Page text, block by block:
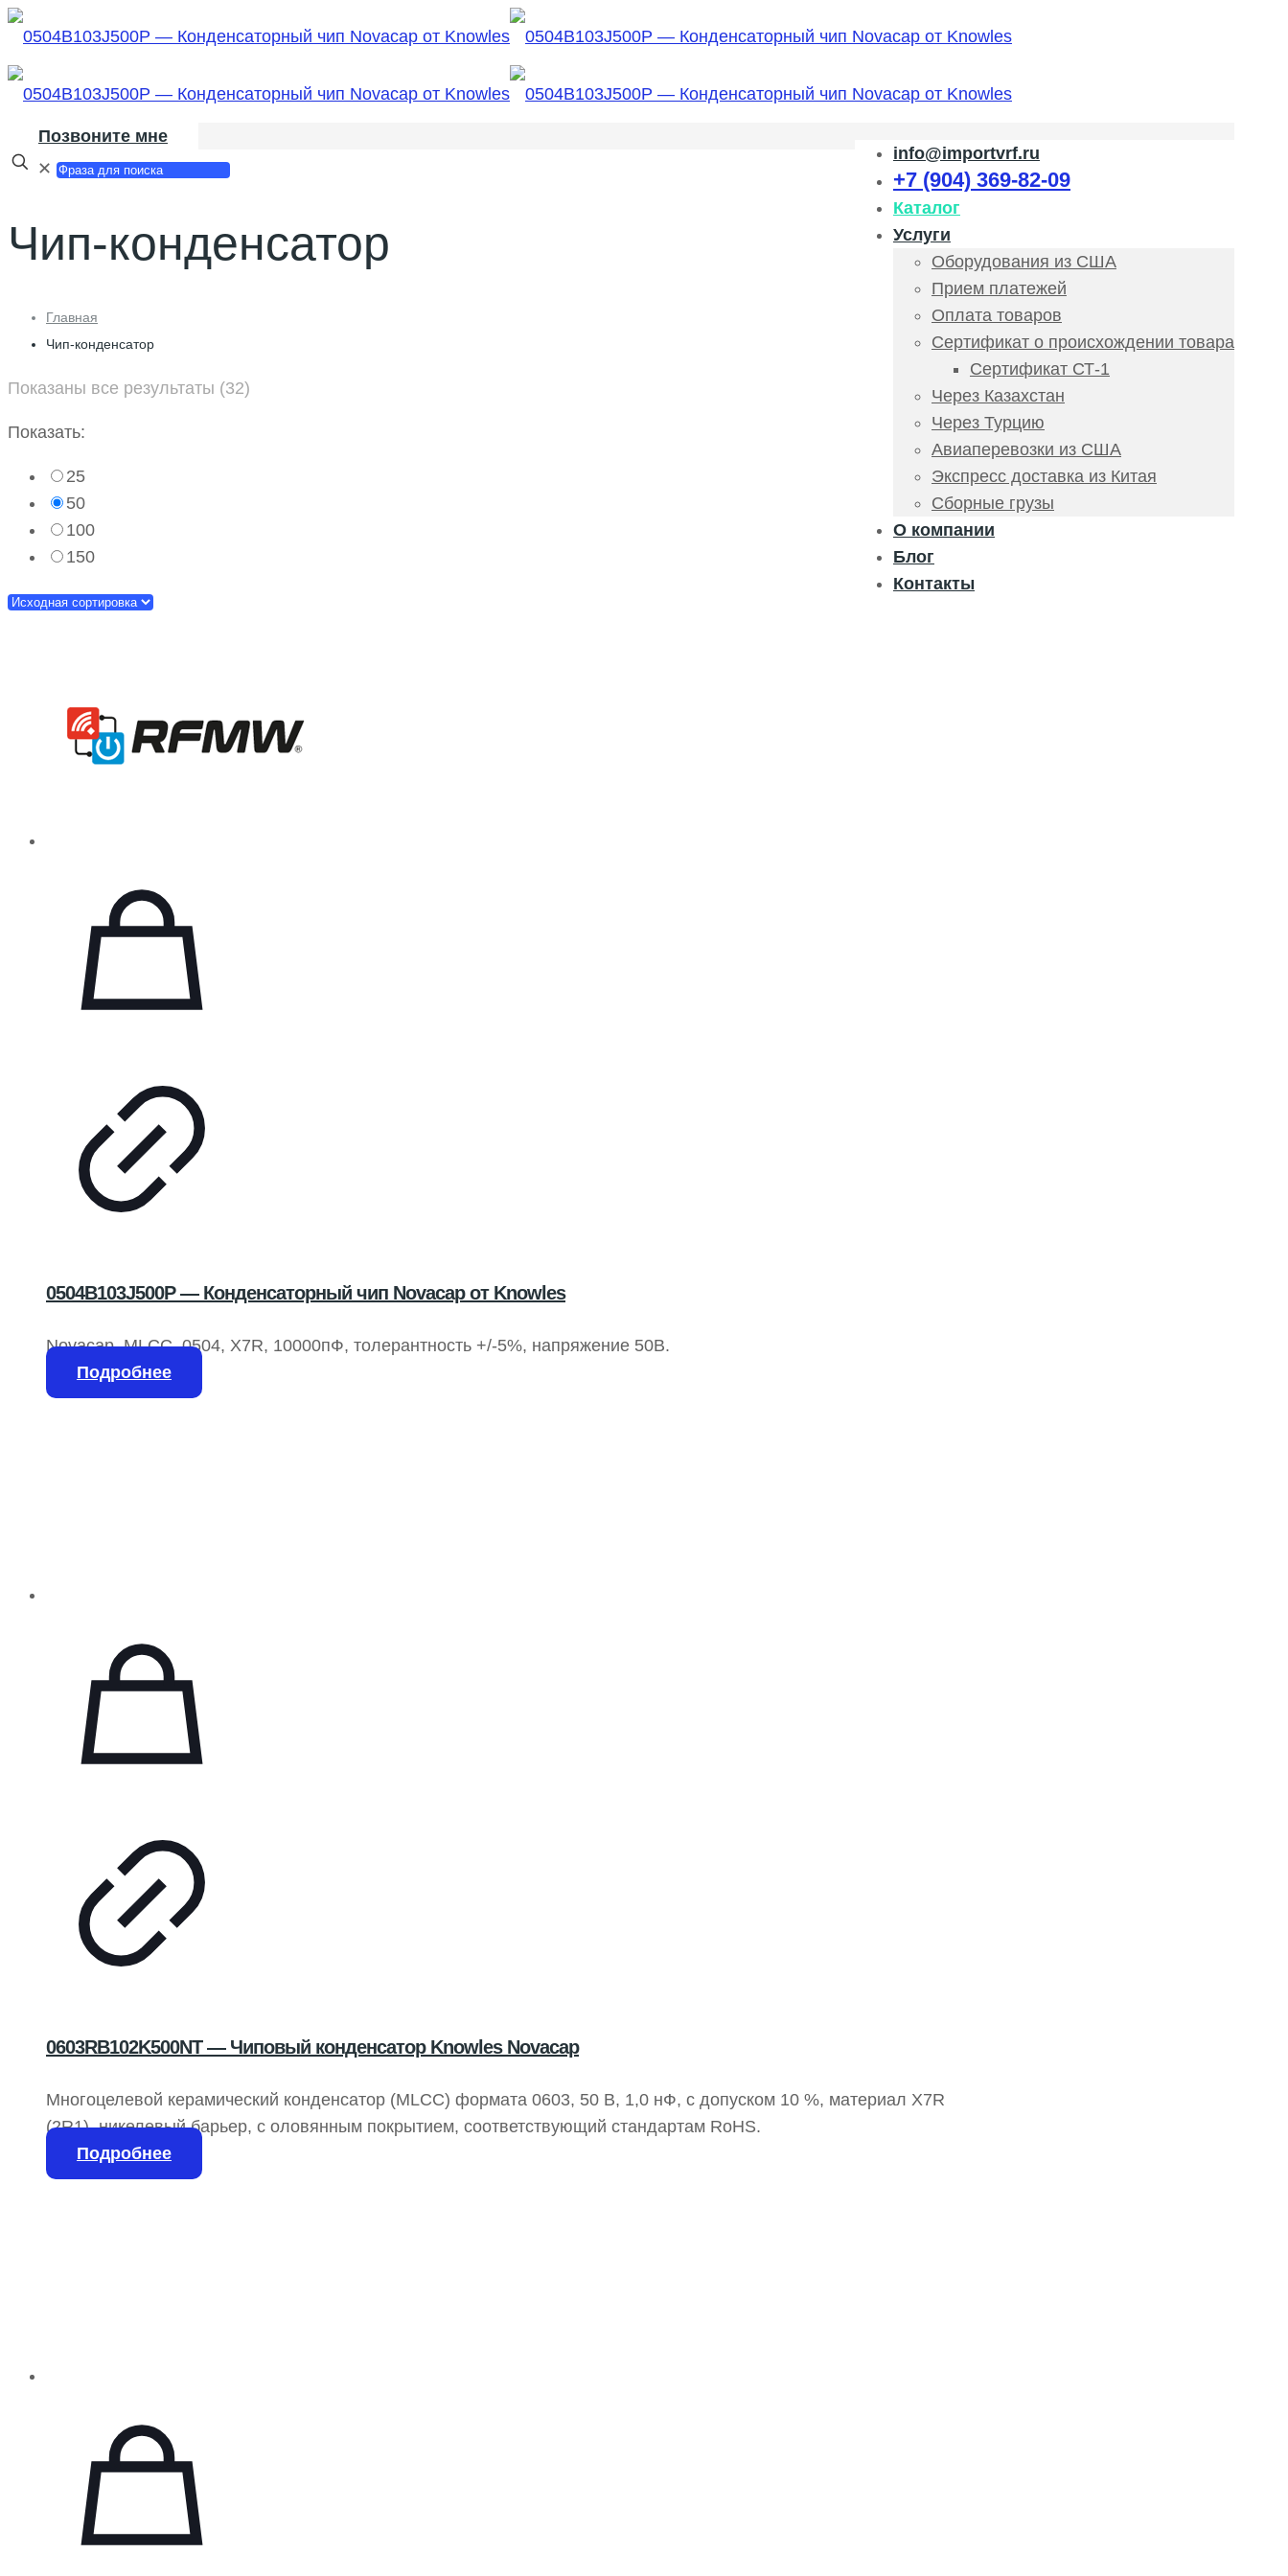
info@importvrf.ru
+7 (904) 369-82-09
Каталог
Услуги
Оборудования из США
Прием платежей
Оплата товаров
Сертификат о происхождении товара
Сертификат СТ-1
Через Казахстан
Через Турцию
Авиаперевозки из США
Экспресс доставка из Китая
Сборные грузы
О компании
Блог
Контакты
Позвоните мне
✕
Чип-конденсатор
Главная
Чип-конденсатор
Показаны все результаты (32)
Показать:
25
50
100
150
0504B103J500P — Конденсаторный чип Novacap от Knowles
Novacap, MLCC, 0504, X7R, 10000пФ, толерантность +/-5%, напряжение 50В.
Подробнее
0603RB102K500NT — Чиповый конденсатор Knowles Novacap
Многоцелевой керамический конденсатор (MLCC) формата 0603, 50 В, 1,0 нФ, с допуском 10 %, материал X7R
(2R1), никелевый барьер, с оловянным покрытием, соответствующий стандартам RoHS.
Подробнее